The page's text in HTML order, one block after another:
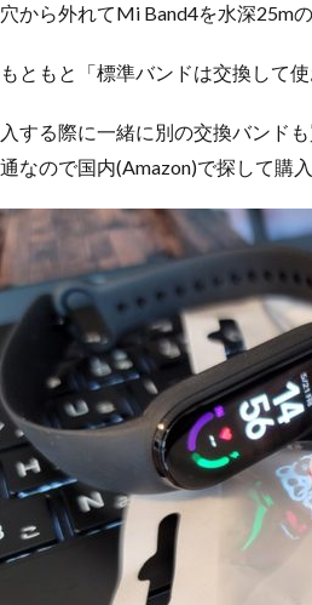
から外れてMi Band4を水深25m
ともと「標準バンドは交換して
する際に一緒に別の交換バンド
なので国内(Amazon)で探して購